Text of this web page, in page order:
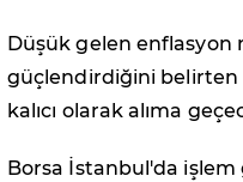
Düşük gelen enflasyon
güçlendirdiğini belirten
kalıcı olarak alıma
Borsa İstanbul'da